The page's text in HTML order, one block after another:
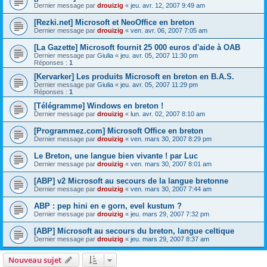
Dernier message par drouizig « jeu. avr. 12, 2007 9:49 am
[Rezki.net] Microsoft et NeoOffice en breton
Dernier message par drouizig « ven. avr. 06, 2007 7:05 am
[La Gazette] Microsoft fournit 25 000 euros d'aide à OAB
Dernier message par Giulia « jeu. avr. 05, 2007 11:30 pm
Réponses : 1
[Kervarker] Les produits Microsoft en breton en B.A.S.
Dernier message par Giulia « jeu. avr. 05, 2007 11:29 pm
Réponses : 1
[Télégramme] Windows en breton !
Dernier message par drouizig « lun. avr. 02, 2007 8:10 am
[Programmez.com] Microsoft Office en breton
Dernier message par drouizig « ven. mars 30, 2007 8:29 pm
Le Breton, une langue bien vivante ! par Luc
Dernier message par drouizig « ven. mars 30, 2007 8:01 am
[ABP] v2 Microsoft au secours de la langue bretonne
Dernier message par drouizig « ven. mars 30, 2007 7:44 am
ABP : pep hini en e gorn, evel kustum ?
Dernier message par drouizig « jeu. mars 29, 2007 7:32 pm
[ABP] Microsoft au secours du breton, langue celtique
Dernier message par drouizig « jeu. mars 29, 2007 8:37 am
Nouveau sujet